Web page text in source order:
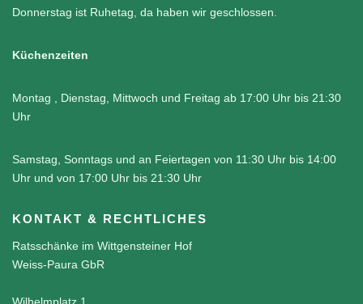
Donnerstag ist Ruhetag, da haben wir geschlossen.
Küchenzeiten
Montag , Dienstag, Mittwoch und Freitag ab 17:00 Uhr bis 21:30
Uhr
Samstag, Sonntags und an Feiertagen von 11:30 Uhr bis 14:00
Uhr und von 17:00 Uhr bis 21:30 Uhr
KONTAKT & RECHTLICHES
Ratsschänke im Wittgensteiner Hof
Weiss-Paura GbR